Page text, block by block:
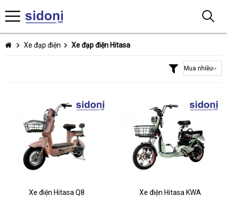
Xe đạp điện Xe đạp điện Hitasa
Xe điện Hitasa Q8 Xe điện Hitasa KWA